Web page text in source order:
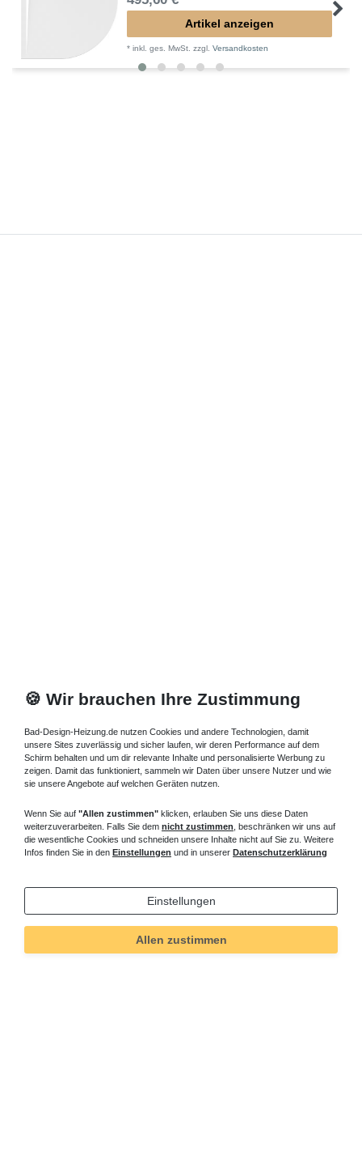
Artikel anzeigen
*inkl. ges. MwSt. zzgl.Versandkosten
🍪 Wir brauchen Ihre Zustimmung
Bad-Design-Heizung.de nutzen Cookies und andere Technologien, damit
unsere Sites zuverlässig und sicher laufen, wir deren Performance auf dem
Schirm behalten und um dir relevante Inhalte und personalisierte Werbung zu
zeigen. Damit das funktioniert, sammeln wir Daten über unsere Nutzer und wie
sie unsere Angebote auf welchen Geräten nutzen.
Wenn Sie auf "Allen zustimmen" klicken, erlauben Sie uns diese Daten
weiterzuverarbeiten. Falls Sie dem nicht zustimmen , beschränken wir uns auf
die wesentliche Cookies und schneiden unsere Inhalte nicht auf Sie zu. Weitere
Infos finden Sie in den Einstellungen und in unserer Datenschutzerklärung
Einstellungen
Allen zustimmen